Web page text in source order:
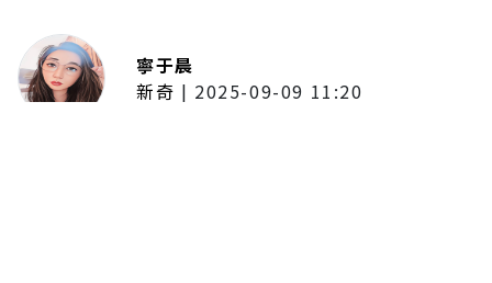
寧于晨
新奇 | 2025-09-09 11:20